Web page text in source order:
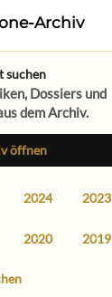
Archiv
suchen
Dossiers und
dem Archiv.
öffnen
2024 2023
2020 2019